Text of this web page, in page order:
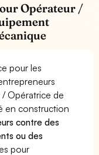
Opérateur /
pour les
Opératrice de
en construction
contre des
ou des
pour